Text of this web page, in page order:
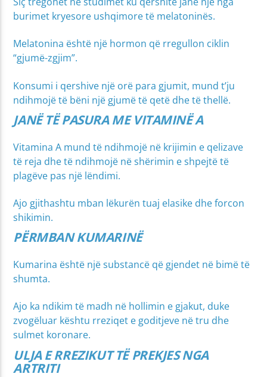
burimet kryesore ushqimore të melatoninës.
Melatonina është një hormon që rregullon ciklin
“gjumë-zgjim”.
Konsumi i qershive një orë para gjumit, mund t’ju
ndihmojë të bëni një gjumë të qetë dhe të thellë.
JANË TË PASURA ME VITAMINË A
Vitamina A mund të ndihmojë në krijimin e qelizave
të reja dhe të ndihmojë në shërimin e shpejtë të
plagëve pas një lëndimi.
Ajo gjithashtu mban lëkurën tuaj elasike dhe forcon
shikimin.
PËRMBAN KUMARINË
Kumarina është një substancë që gjendet në bimë të
shumta.
Ajo ka ndikim të madh në hollimin e gjakut, duke
zvogëluar kështu rreziqet e goditjeve në tru dhe
sulmet koronare.
ULJA E RREZIKUT TË PREKJES NGA
ARTRITI